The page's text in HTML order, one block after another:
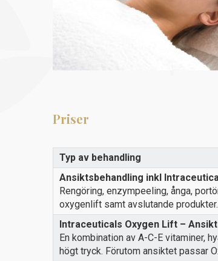
Priser
Typ av behandling
Ansiktsbehandling inkl
Rengöring, enzympeeling, ånga,
oxygenlift samt avslutande produkter.
Intraceuticals Oxygen Lift –
En kombination av A-C-E vitaminer,
högt tryck. Förutom ansiktet passar